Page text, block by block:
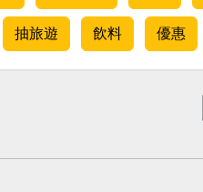
抽旅遊 飲料 優惠